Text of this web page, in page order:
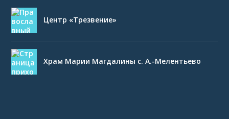
Центр «Трезвение»
Храм Марии Магдалины с. А.-Мелентьево